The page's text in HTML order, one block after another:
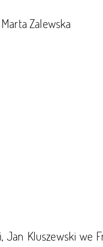
Zalewska
Kluszewski we